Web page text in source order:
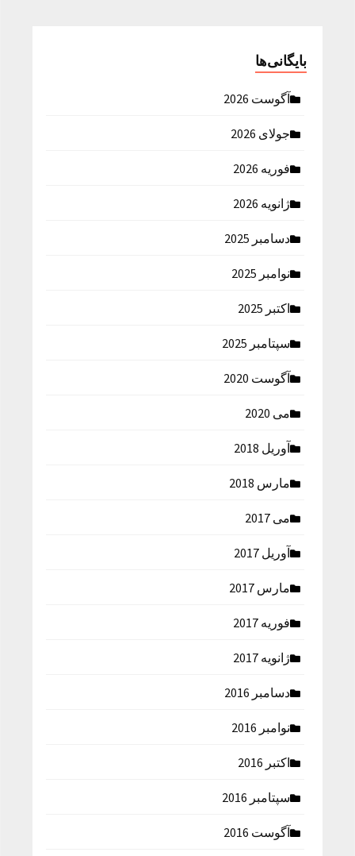
بایگانی‌ها
آگوست 2026
جولای 2026
فوریه 2026
ژانویه 2026
دسامبر 2025
نوامبر 2025
اکتبر 2025
سپتامبر 2025
آگوست 2020
می 2020
آوریل 2018
مارس 2018
می 2017
آوریل 2017
مارس 2017
فوریه 2017
ژانویه 2017
دسامبر 2016
نوامبر 2016
اکتبر 2016
سپتامبر 2016
آگوست 2016